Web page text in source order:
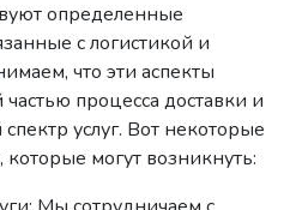
определенные
с логистикой и
что эти аспекты
процесса доставки и
услуг. Вот некоторые
могут возникнуть: